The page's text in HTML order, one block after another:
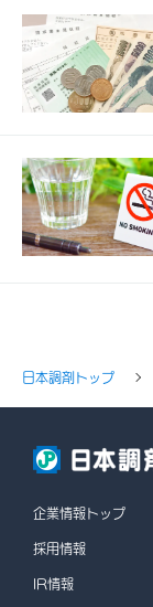
日本調剤トップ
企業情報トップ
採用情報
IR情報